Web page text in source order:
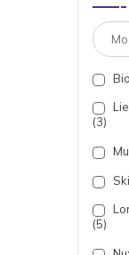
(3)
(5)